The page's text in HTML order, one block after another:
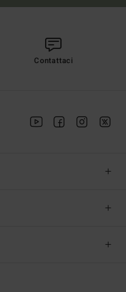
Contattaci